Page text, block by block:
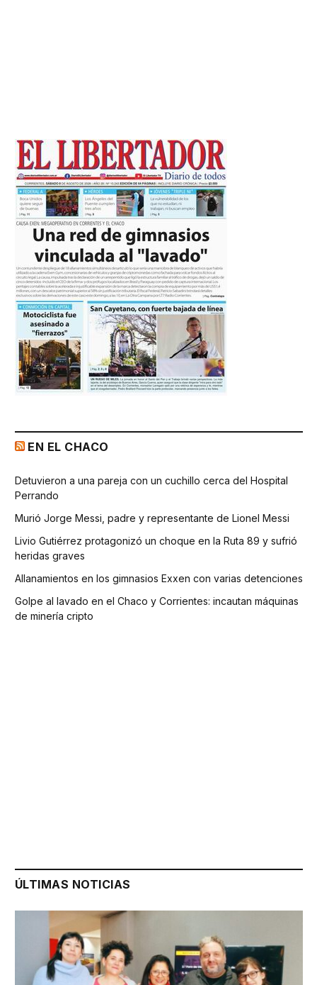
EN EL CHACO
Detuvieron a una pareja con un cuchillo cerca del Hospital
Perrando
Murió Jorge Messi, padre y representante de Lionel Messi
Livio Gutiérrez protagonizó un choque en la Ruta 89 y sufrió
heridas graves
Allanamientos en los gimnasios Exxen con varias detenciones
Golpe al lavado en el Chaco y Corrientes: incautan máquinas
de minería cripto
ÚLTIMAS NOTICIAS